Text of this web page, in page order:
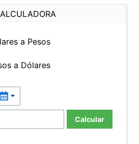
a Pesos
a Dólares
Calcular